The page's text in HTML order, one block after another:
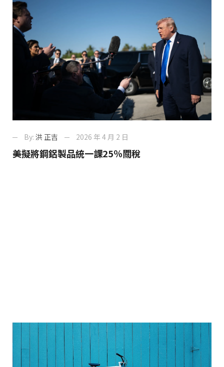
By: 洪 正吉 2026 年 4 月 2 日
美擬將鋼鋁製品統一課25％關稅